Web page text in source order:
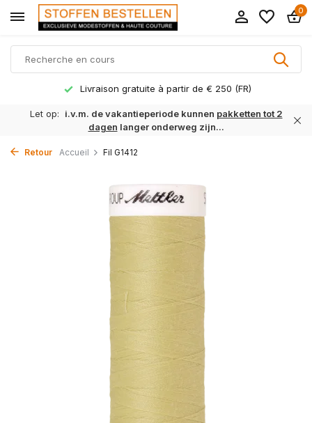
0
Livraison gratuite à partir de € 250 (FR)
Let op: i.v.m. de vakantieperiode kunnen pakketten tot 2
dagen langer onderweg zijn...
Retour Accueil Fil G1412